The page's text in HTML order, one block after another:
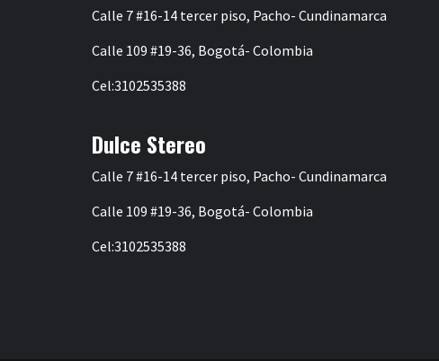
Calle 7 #16-14 tercer piso, Pacho- Cundinamarca
Calle 109 #19-36, Bogotá- Colombia
Cel:3102535388
Dulce Stereo
Calle 7 #16-14 tercer piso, Pacho- Cundinamarca
Calle 109 #19-36, Bogotá- Colombia
Cel:3102535388